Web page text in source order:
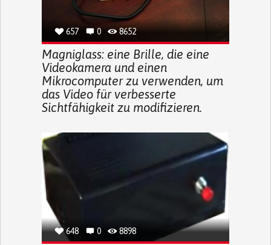
657 0 8652
Magniglass: eine Brille, die eine
Videokamera und einen
Mikrocomputer zu verwenden, um
das Video für verbesserte
Sichtfähigkeit zu modifizieren.
648 0 8898